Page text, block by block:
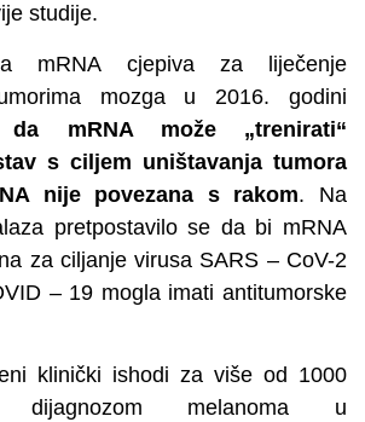
studije.
mRNA cjepiva za liječenje
mozga u 2016. godini
mRNA može „trenirati“
s ciljem uništavanja tumora
nije povezana s rakom. Na
pretpostavilo se da bi mRNA
za ciljanje virusa SARS – CoV-2
– 19 mogla imati antitumorske
klinički ishodi za više od 1000
melanoma u